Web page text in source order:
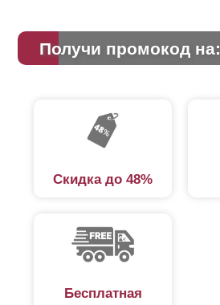
Получи промокод на:
Скидка до 48%
Бесплатная